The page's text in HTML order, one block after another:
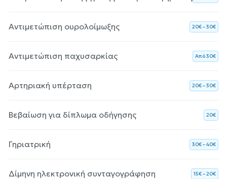
Αντιμετώπιση ουρολοίμωξης 20€ – 30€
Αντιμετώπιση παχυσαρκίας Aπό 30€
Αρτηριακή υπέρταση 20€ – 30€
Βεβαίωση για δίπλωμα οδήγησης 20€
Γηριατρική 30€ – 40€
Δίμηνη ηλεκτρονική συνταγογράφηση 15€ – 20€